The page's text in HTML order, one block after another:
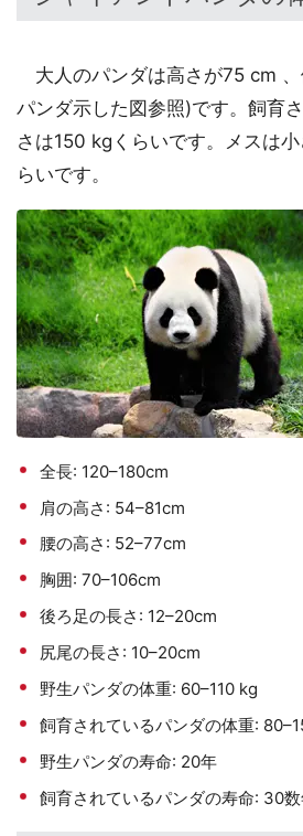
大人のパンダは高さが75 cm 、
パンダ示した図参照)です。飼育
さは150 kgくらいです。メスは
らいです。
全長: 120–180cm
肩の高さ: 54–81cm
腰の高さ: 52–77cm
胸囲: 70–106cm
後ろ足の長さ: 12–20cm
尻尾の長さ: 10–20cm
野生パンダの体重: 60–110 kg
飼育されているパンダの体重:
野生パンダの寿命: 20年
飼育されているパンダの寿命: 30